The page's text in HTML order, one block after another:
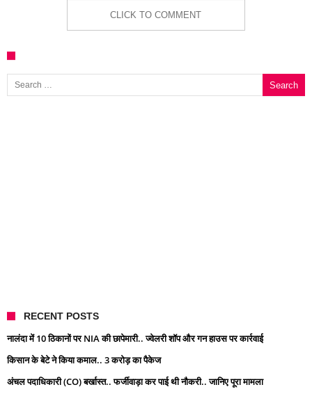
CLICK TO COMMENT
Search for:
RECENT POSTS
नालंदा में 10 ठिकानों पर NIA की छापेमारी.. ज्वेलरी शॉप और गन हाउस पर कार्रवाई
किसान के बेटे ने किया कमाल.. 3 करोड़ का पैकेज
अंचल पदाधिकारी (CO) बर्खास्त.. फर्जीवाड़ा कर पाई थी नौकरी.. जानिए पूरा मामला